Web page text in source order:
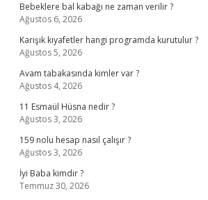
Bebeklere bal kabağı ne zaman verilir ?
Ağustos 6, 2026
Karışık kıyafetler hangi programda kurutulur ?
Ağustos 5, 2026
Avam tabakasında kimler var ?
Ağustos 4, 2026
11 Esmaül Hüsna nedir ?
Ağustos 3, 2026
159 nolu hesap nasıl çalışır ?
Ağustos 3, 2026
İyi Baba kimdir ?
Temmuz 30, 2026